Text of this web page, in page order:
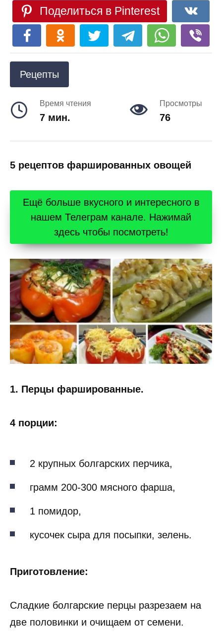
Поделиться в Pinterest
Рецепты
Время чтения
7 мин.
Просмотры
76
5 рецептов фаршированных овощей
Ещё больше вкусного и интересного в
нашем Телеграм канале. Нажимай
здесь чтобы посмотреть!
1. Перцы фаршированные.
4 порции:
2 крупных болгарских перчика,
грамм 200-300 мясного фарша,
1 помидор,
кусочек сыра для посыпки, зелень.
Приготовление:
Сладкие болгарские перцы разрезаем на
две половинки и очищаем от семени.